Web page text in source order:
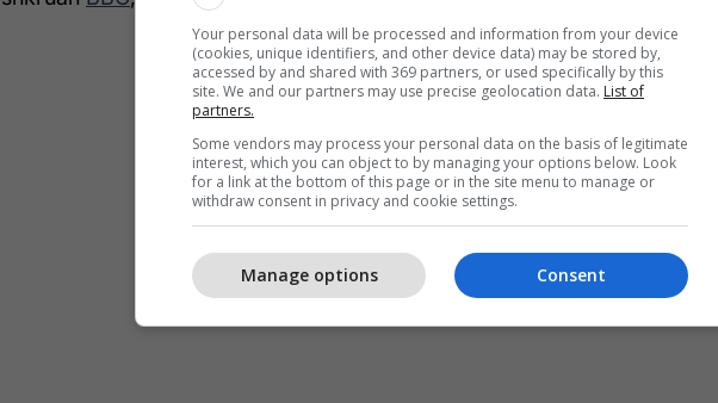
Your personal data will be processed and information from your device
(cookies, unique identifiers, and other device data) may be stored by,
accessed by and shared with 369 partners, or used specifically by this
site. We and our partners may use precise geolocation data. List of
partners.
Some vendors may process your personal data on the basis of legitimate
interest, which you can object to by managing your options below. Look
for a link at the bottom of this page or in the site menu to manage or
withdraw consent in privacy and cookie settings.
Consent
Manage options